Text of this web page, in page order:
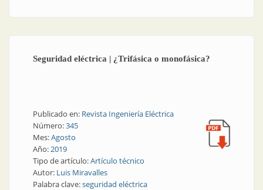
Seguridad eléctrica | ¿Trifásica o monofásica?
Publicado en: Revista Ingeniería Eléctrica
Número:345
Mes:Agosto
Año:2019
Tipo de artículo:Artículo técnico
Autor: Luis Miravalles
Palabra clave:seguridad eléctrica